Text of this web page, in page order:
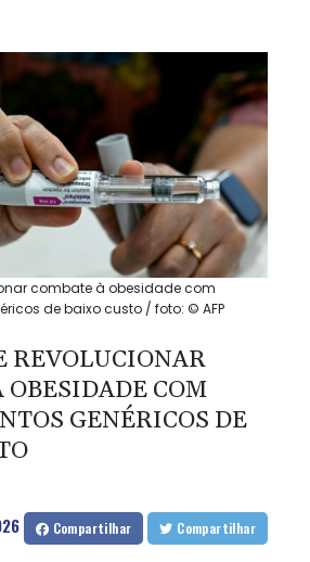
combate à obesidade com
de baixo custo / foto: © AFP
REVOLUCIONAR
OBESIDADE COM
GENÉRICOS DE
Compartilhar Compartilhar